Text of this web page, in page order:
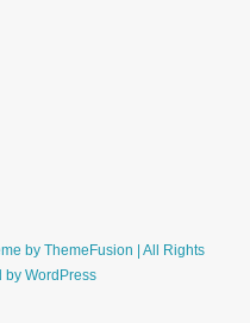
by ThemeFusion | All Rights
by WordPress